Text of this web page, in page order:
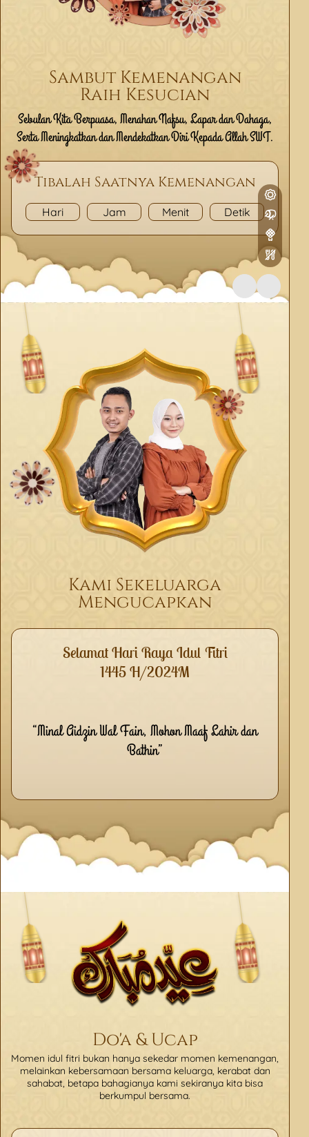
Sambut Kemenangan
Raih Kesucian
Sebulan Kita Berpuasa, Menahan Nafsu, Lapar dan Dahaga,
Serta Meningkatkan dan Mendekatkan Diri Kepada Allah SWT.
Tibalah Saatnya Kemenangan
Hari Jam Menit Detik
Kami Sekeluarga
Mengucapkan
Selamat Hari Raya Idul Fitri
1445 H/2024M
“Minal Aidzin Wal Fain, Mohon Maaf Lahir dan
Bathin”
Do'a & Ucap
Momen idul fitri bukan hanya sekedar momen kemenangan,
melainkan kebersamaan bersama keluarga, kerabat dan
sahabat, betapa bahagianya kami sekiranya kita bisa
berkumpul bersama.